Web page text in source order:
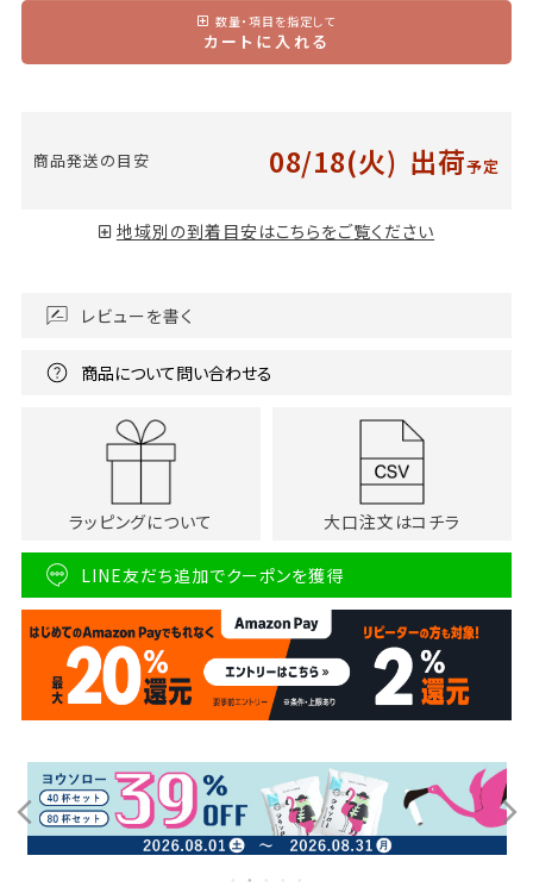
数量・項目を指定して
カートに入れる
商品発送の目安 08/18(火) 出荷予定
地域別の到着目安はこちらをご覧ください
レビューを書く
商品について問い合わせる
ラッピングについて 大口注文はコチラ
LINE友だち追加でクーポンを獲得